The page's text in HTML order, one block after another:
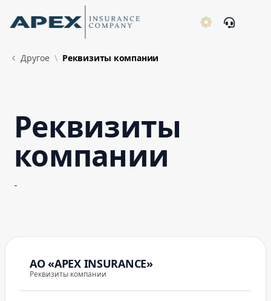
Skip to Main Content
Другое Реквизиты компании
Реквизиты
компании
-
АО «APEX INSURANCE»
Реквизиты компании
New
What's New